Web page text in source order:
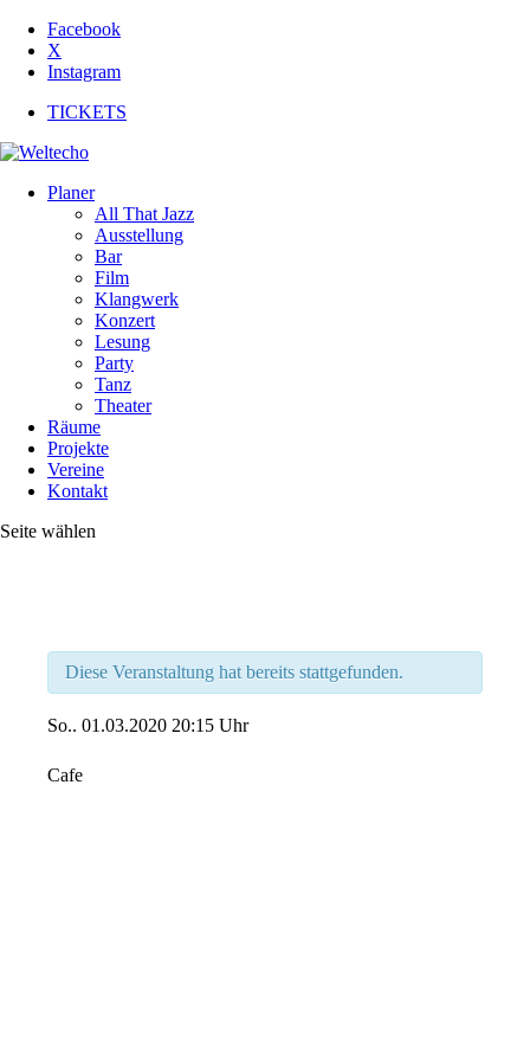
Facebook
X
Instagram
TICKETS
Planer
All That Jazz
Ausstellung
Bar
Film
Klangwerk
Konzert
Lesung
Party
Tanz
Theater
Räume
Projekte
Vereine
Kontakt
Seite wählen
Diese Veranstaltung hat bereits stattgefunden.
So.. 01.03.2020 20:15 Uhr
Cafe